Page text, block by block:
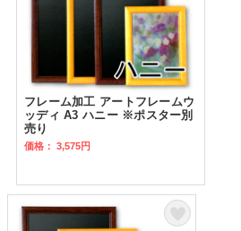
フレーム加工 アートフレームウ
ッディ A3 ハニー ※ポスター別
売り
価格： 3,575円